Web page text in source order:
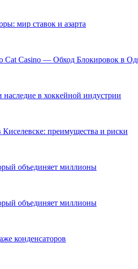
мир ставок и азарта
Cat Casino — Обход Блокировок в
в хоккейной индустрии
преимущества и риски
объединяет миллионы
объединяет миллионы
конденсаторов